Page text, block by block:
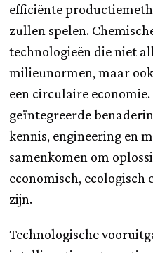
efficiënte
zullen spelen.
technologieën die niet
milieunormen, maar
een circulaire economie.
geïntegreerde
kennis, engineering en
samenkomen om
economisch,
zijn.
Technologische